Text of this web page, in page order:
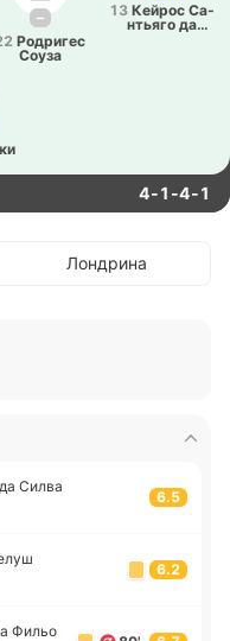
13 Кейрос Са­
нтья­го да
–
Ро­дри­гес
Соуза
4-1-4-1
Лондрина
Силва
6.5
6.2
Фильо